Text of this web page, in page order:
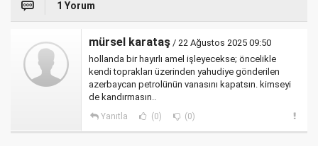
1 Yorum
mürsel karataş / 22 Ağustos 2025 09:50
hollanda bir hayırlı amel işleyecekse; öncelikle
kendi toprakları üzerinden yahudiye gönderilen
azerbaycan petrolünün vanasını kapatsın. kimseyi
de kandırmasın..
Yanıtla (0) (0)